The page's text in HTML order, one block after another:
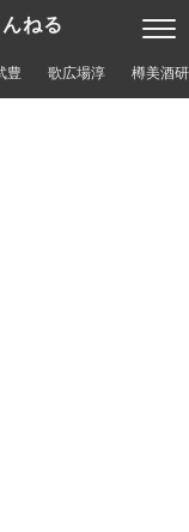
ねる
豊 歌広場淳 樽美酒